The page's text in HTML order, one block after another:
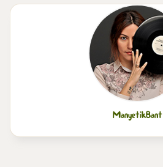
ManyetikBant